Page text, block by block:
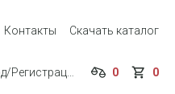
Контакты Скачать каталог
0 0